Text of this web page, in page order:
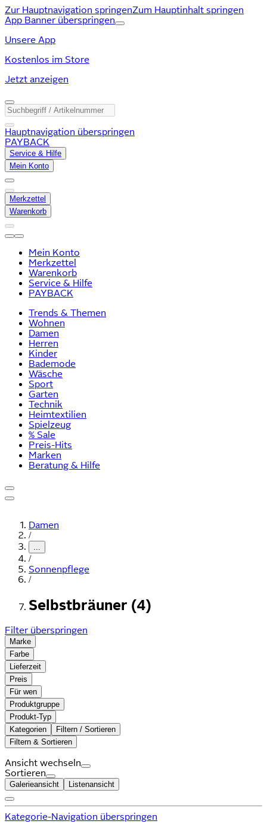
Zur Hauptnavigation springenZum Hauptinhalt springen
App Banner überspringen
Unsere App
Kostenlos im Store
Jetzt anzeigen
Hauptnavigation überspringen
PAYBACK
Service & Hilfe
Mein Konto
Merkzettel
Warenkorb
Mein Konto
Merkzettel
Warenkorb
Service & Hilfe
PAYBACK
Trends & Themen
Wohnen
Damen
Herren
Kinder
Bademode
Wäsche
Sport
Garten
Technik
Heimtextilien
Spielzeug
% Sale
Preis-Hits
Marken
Beratung & Hilfe
Damen
/
...
/
Sonnenpflege
/
Selbstbräuner (4)
Filter überspringen
Marke
Farbe
Lieferzeit
Preis
Für wen
Produktgruppe
Produkt-Typ
Kategorien
Filtern / Sortieren
Filtern & Sortieren
Ansicht wechseln
Sortieren
Galerieansicht Listenansicht
Kategorie-Navigation überspringen